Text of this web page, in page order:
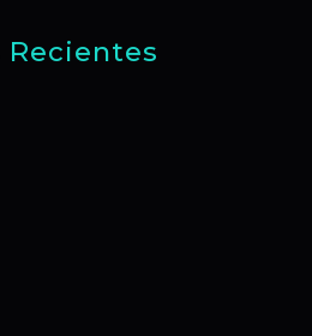
Recientes